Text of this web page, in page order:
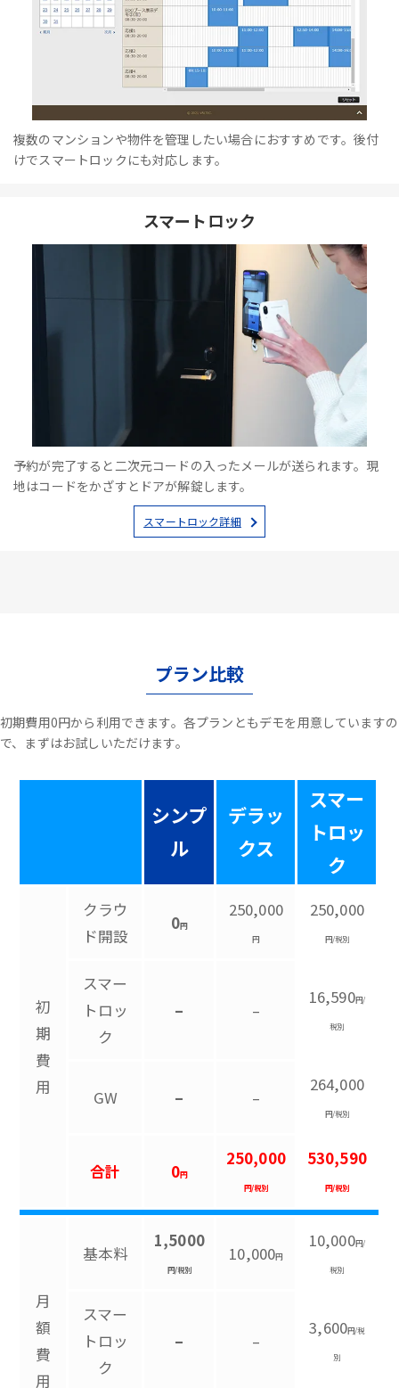
複数のマンションや物件を管理したい場合におすすめです。後付
けでスマートロックにも対応します。
スマートロック
予約が完了すると二次元コードの入ったメールが送られます。現
地はコードをかざすとドアが解錠します。
スマートロック詳細
プラン比較
初期費用0円から利用できます。各プランともデモを用意していますの
で、まずはお試しいただけます。
シンプ
ル
デラッ
クス
スマー
トロッ
ク
初
期
費
用
クラウ
ド開設
0円
250,000
円
250,000
円/税別
スマー
トロッ
ク
– –
16,590円/
税別
GW – –
264,000
円/税別
合計 0円
250,000
円/税別
530,590
円/税別
月
額
費
用
基本料
1,5000
円/税別
10,000円
10,000円/
税別
スマー
トロッ
ク
– –
3,600円/税
別